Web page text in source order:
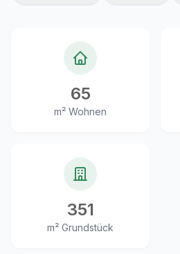
65
m² Wohnen
351
m² Grundstück